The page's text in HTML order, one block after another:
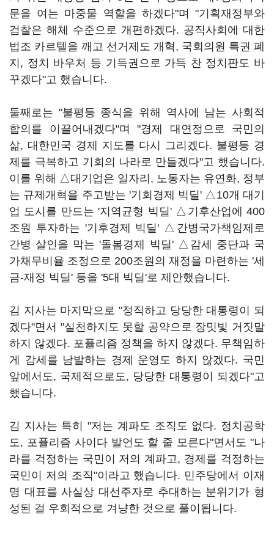
문을 여는 마중물 역할을 하겠다"며 "기획재정부와
검찰은 해체 수준으로 개편하겠다. 공직사회에 대한
법조 카르텔을 깨고 선거제도 개혁, 국회의원 특권 폐
지, 정치 바우처 등 기득권으로 가득 찬 정치판도 바
꾸겠다"고 했습니다.
둘째로는 "불평등 종식을 위해 역사에 남는 사회적
합의를 이끌어내겠다"며 "경제 대연정으로 국민의
삶, 대한민국 경제 지도를 다시 그리겠다. 불평등 경
제를 극복하고 기회의 나라로 만들겠다"고 했습니다.
이를 위해 △대기업은 일자리, 노동자는 유연화, 정부
는 규제개혁을 주고받는 '기회경제 빅딜' △10개 대기
업 도시를 만드는 '지역균형 빅딜' △기후산업에 400
조원 투자하는 '기후경제 빅딜' △간병국가책임제로
간병 살인을 막는 '돌봄경제 빅딜' △감세 중단과 국
가채무비율 조정으로 200조원의 재정을 마련하는 '세
금-재정 빅딜' 등을 '5대 빅딜'로 제안했습니다.
김 지사는 마지막으로 "정직하고 당당한 대통령이 되
겠다"면서 "실천하지도 못할 공약으로 장밋빛 거짓말
하지 않겠다. 포퓰리즘 정책을 하지 않겠다. 무책임하
게 감세를 남발하는 경제 운영도 하지 않겠다. 국민
앞에서도, 국제적으로도, 당당한 대통령이 되겠다"고
했습니다.
김 지사는 특히 "저는 계파도 조직도 없다. 정치공학
도, 포퓰리즘 사이다 발언도 할 줄 모른다"면서도 "나
라를 걱정하는 국민이 저의 계파고, 경제를 걱정하는
국민이 저의 조직"이라고 했습니다. 민주당에서 이재
명 대표를 사실상 대선주자로 추대하는 분위기가 형
성된 걸 우회적으로 겨냥한 것으로 풀이됩니다.